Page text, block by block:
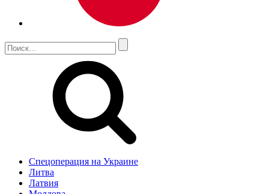
Спецоперация на Украине
Литва
Латвия